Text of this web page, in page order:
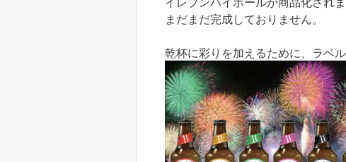
まだまだ完成しておりません。
乾杯に彩りを加えるために、ラベ